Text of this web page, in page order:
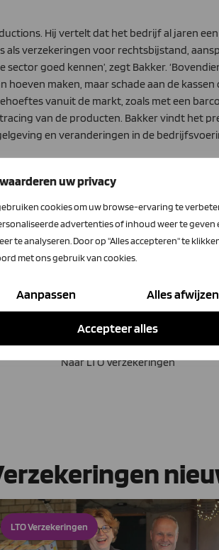
uw privacy
cookies om uw browse-ervaring te
advertenties of inhoud weer te geven
te analyseren. Door op "Alles accepteren" te
met ons gebruik van cookies.
Aanpassen Alles afwijzen
Accepteer alles
Hij vertelt dat het bedrijf al jaren
verzekeringen voor rechtsbijstand,
goed kennen’, zegt Bakker.
maken, maar schade aan de
vanuit de markt, zoals met een
van de producten. Bakker vindt het
en veranderingen in de
‘In onze regio kunnen we geen
twee energiespecialisten heeft hij een
resultaat op dat de bedenkers een
ondergedompeld in een vloeistof die de
Door hiermee kassen te
glastuinbouwbedrijven hebben al een
ook daarvoor de verzekeringen heeft
je bij LTO Verzekeringen aankloppen.’
Naar LTO Verzekeringen
LTO Verzekeringen